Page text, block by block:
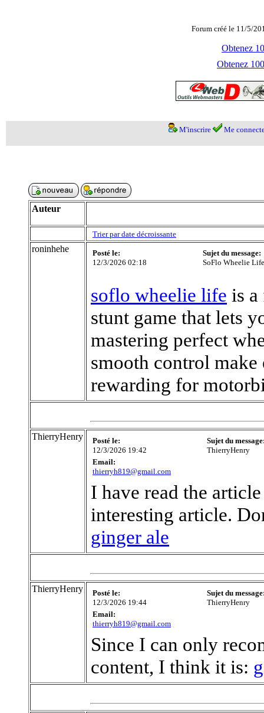
Forum créé le 11/5/
Obtenez
Obtenez
M'inscrire Me
Auteur
Trier par date décroissante
roninhehe
Posté le:
12/3/2026 02:18
Sujet du message:
SoFlo Wheelie
soflo wheelie life is
stunt game that lets
mastering perfect
smooth control
rewarding for
ThierryHenry
Posté le:
12/3/2026 19:42
Sujet du
ThierryHenry
Email:
thierryh819@gmail.com
I have read the
interesting article.
ginger ale
ThierryHenry
Posté le:
12/3/2026 19:44
Sujet du
ThierryHenry
Email:
thierryh819@gmail.com
Since I can only
content, I think it is: